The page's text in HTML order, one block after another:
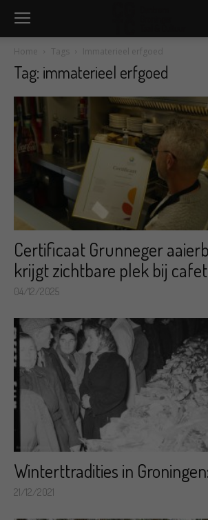
Home Tags Immaterieel erfgoed
Tag: immaterieel erfgoed
Certificaat Grunneger
krijgt zichtbare plek bij
04/12/2025
Winterttradities in
21/12/2021